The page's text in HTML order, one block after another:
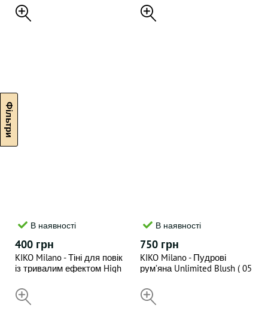
природного сяйва та
захистом SPF 10 Hydra Pro
В наявності
400 грн
KIKO Milano - Тіні для повік
із тривалим ефектом High
Metallic Rosy Beige) , 1.5 g
В наявності
750 грн
KIKO Milano - Пудрові
рум’яна Unlimited Blush ( 05